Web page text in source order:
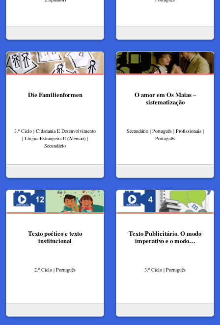
Die Familienformen
3.º Ciclo | Cidadania E Desenvolvimento
| Língua Estrangeira II (Alemão) |
Secundário
O amor em Os Maias –
sistematização
Secundário | Português | Profissionais |
Português
Texto poético e texto
institucional
2.º Ciclo | Português
Texto Publicitário. O modo
imperativo e o modo…
3.º Ciclo | Português